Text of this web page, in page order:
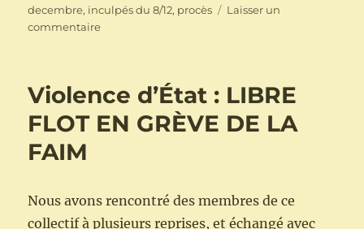
le
decembre, inculpés du 8/12, procès
Laisser un
commentairesur
du
décembre
à
Violence d’État : LIBRE
FLOT EN GRÈVE DE LA
FAIM
Nous avons rencontré des membres de ce
collectif à plusieurs reprises, et échangé avec